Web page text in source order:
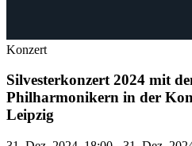
Konzert
Silvesterkonzert 2024 mit
Philharmonikern in der
Leipzig